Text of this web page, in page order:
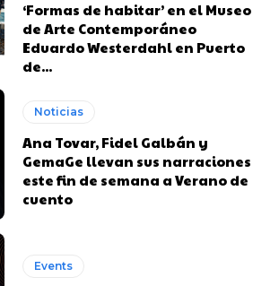
‘Formas de habitar’ en el Museo
de Arte Contemporáneo
Eduardo Westerdahl en Puerto
de...
Noticias
Ana Tovar, Fidel Galbán y
GemaGe llevan sus narraciones
este fin de semana a Verano de
cuento
Events